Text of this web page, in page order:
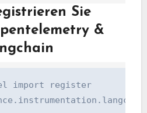
Sie
&
import register